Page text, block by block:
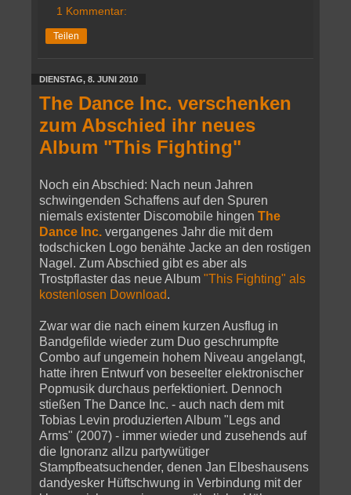
1 Kommentar:
Teilen
DIENSTAG, 8. JUNI 2010
The Dance Inc. verschenken
zum Abschied ihr neues
Album "This Fighting"
Noch ein Abschied: Nach neun Jahren
schwingenden Schaffens auf den Spuren
niemals existenter Discomobile hingen The
Dance Inc. vergangenes Jahr die mit dem
todschicken Logo benähte Jacke an den rostigen
Nagel. Zum Abschied gibt es aber als
Trostpflaster das neue Album "This Fighting" als
kostenlosen Download.
Zwar war die nach einem kurzen Ausflug in
Bandgefilde wieder zum Duo geschrumpfte
Combo auf ungemein hohem Niveau angelangt,
hatte ihren Entwurf von beseelter elektronischer
Popmusik durchaus perfektioniert. Dennoch
stießen The Dance Inc. - auch nach dem mit
Tobias Levin produzierten Album "Legs and
Arms" (2007) - immer wieder und zusehends auf
die Ignoranz allzu partywütiger
Stampfbeatsuchender, denen Jan Elbeshausens
dandyesker Hüftschwung in Verbindung mit der